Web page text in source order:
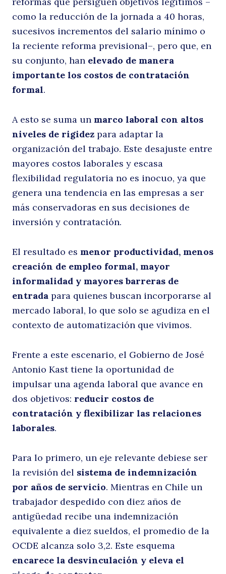
Buscar
como la reducción de la jornada a 40 horas,
sucesivos incrementos del salario mínimo o
la reciente reforma previsional–, pero que, en
su conjunto, han elevado de manera
importante los costos de contratación
formal.
A esto se suma un marco laboral con altos
niveles de rigidez para adaptar la
organización del trabajo. Este desajuste entre
mayores costos laborales y escasa
flexibilidad regulatoria no es inocuo, ya que
genera una tendencia en las empresas a ser
más conservadoras en sus decisiones de
inversión y contratación.
El resultado es menor productividad, menos
creación de empleo formal, mayor
informalidad y mayores barreras de
entrada para quienes buscan incorporarse al
mercado laboral, lo que solo se agudiza en el
contexto de automatización que vivimos.
Frente a este escenario, el Gobierno de José
Antonio Kast tiene la oportunidad de
impulsar una agenda laboral que avance en
dos objetivos: reducir costos de
contratación y flexibilizar las relaciones
laborales.
Para lo primero, un eje relevante debiese ser
la revisión del sistema de indemnización
por años de servicio. Mientras en Chile un
trabajador despedido con diez años de
antigüedad recibe una indemnización
equivalente a diez sueldos, el promedio de la
OCDE alcanza solo 3,2. Este esquema
encarece la desvinculación y eleva el